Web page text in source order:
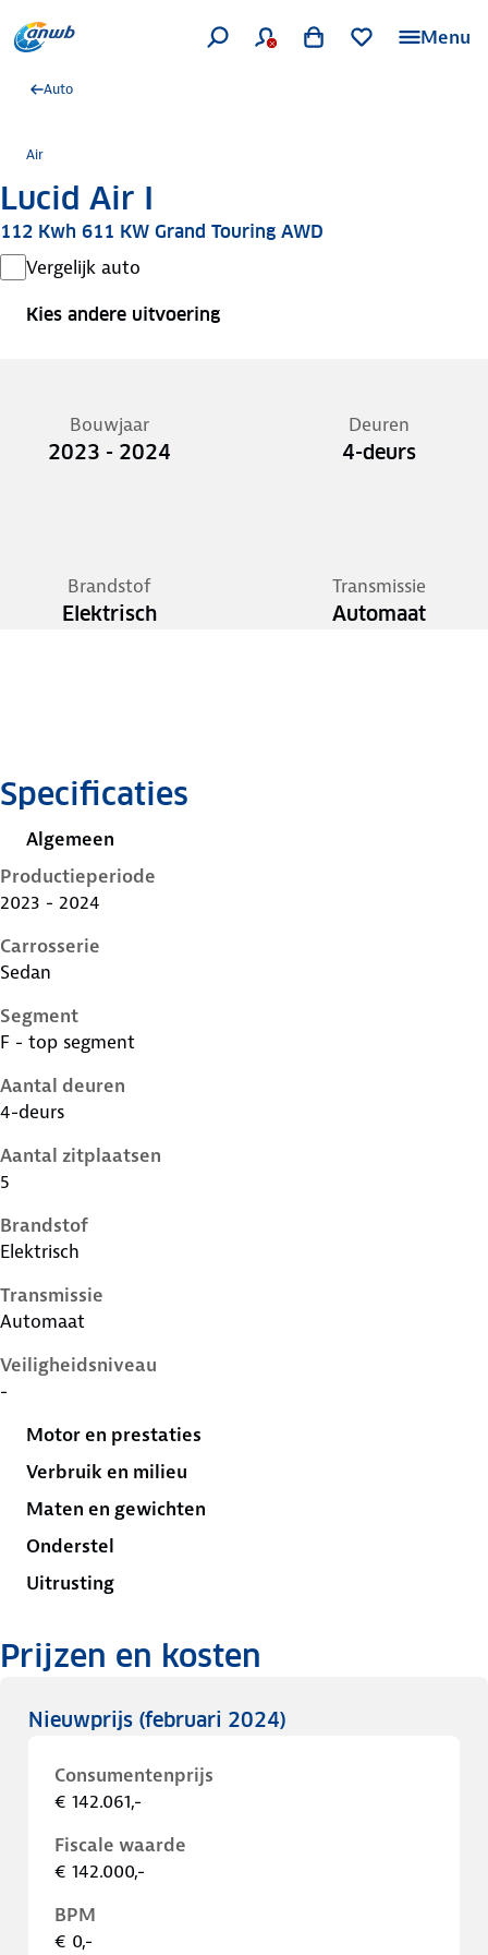
Menu
Auto
Air
Lucid Air I
112 Kwh 611 KW Grand Touring AWD
Vergelijk auto
Kies andere uitvoering
Bouwjaar
2023 - 2024
Deuren
4-deurs
Brandstof
Elektrisch
Transmissie
Automaat
Specificaties
Algemeen
Productieperiode
2023 - 2024
Carrosserie
Sedan
Segment
F - top segment
Aantal deuren
4-deurs
Aantal zitplaatsen
5
Brandstof
Elektrisch
Transmissie
Automaat
Veiligheidsniveau
-
Motor en prestaties
Verbruik en milieu
Maten en gewichten
Onderstel
Uitrusting
Prijzen en kosten
Nieuwprijs (februari 2024)
Consumentenprijs
€ 142.061,-
Fiscale waarde
€ 142.000,-
BPM
€ 0,-